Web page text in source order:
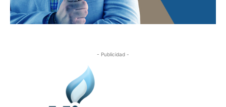
- Publicidad -